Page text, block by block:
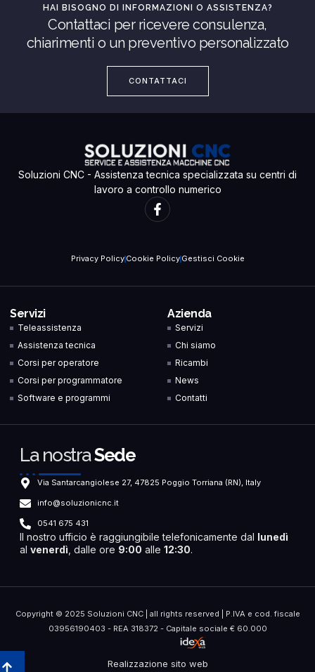
HAI BISOGNO DI INFORMAZIONI O ASSISTENZA?
Contattaci per ricevere consulenza,
chiarimenti o un preventivo personalizzato
CONTATTACI
Soluzioni CNC - Assistenza tecnica specializzata su centri di
lavoro a controllo numerico
Privacy PolicyCookie PolicyGestisci Cookie
Servizi
Teleassistenza
Assistenza tecnica
Corsi per operatore
Corsi per programmatore
Software e programmi
Azienda
Servizi
Chi siamo
Ricambi
News
Contatti
La nostraSede
Via Santarcangiolese 27, 47825 Poggio Torriana (RN), Italy
info@soluzionicnc.it
0541 675 431
Il nostro ufficio è raggiungibile telefonicamente dal lunedì
al venerdì , dalle ore 9:00 alle 12:30.
Copyright © 2025 Soluzioni CNC | all rights reserved | P.IVA e cod. fiscale
03956190403 - REA 318372 - Capitale sociale € 60.000
Realizzazione sito web